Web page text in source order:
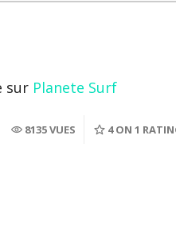
sur Planete Surf
8135 VUES 4 ON 1